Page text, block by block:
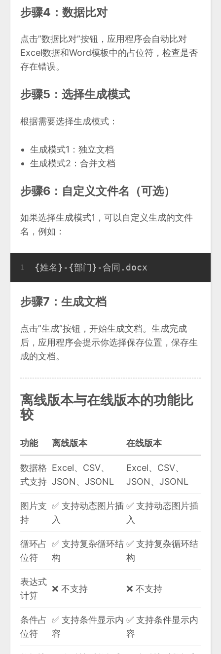
步骤4：数据比对
点击”数据比对”按钮，应用程序会自动比对
Excel数据和Word模板中的占位符，检查是否
存在错误。
步骤5：选择生成模式
根据需要选择生成模式：
生成模式1：独立文档
生成模式2：合并文档
步骤6：自定义文件名（可选）
如果选择生成模式1，可以自定义生成的文件
名，例如：
1 {姓名}-{部门}-合同.docx
步骤7：生成文档
点击”生成”按钮，开始生成文档。生成完成
后，应用程序会提示你选择保存位置，保存生
成的文档。
离线版本与在线版本的功能比
较
功能 离线版本 在线版本
数据格
式支持
Excel、CSV、
JSON、JSONL
Excel、CSV、
JSON、JSONL
图片支
持
✅ 支持动态图片插
入
✅ 支持动态图片插
入
循环占
位符
✅ 支持复杂循环结
构
✅ 支持复杂循环结
构
表达式
计算
❌ 不支持 ❌ 不支持
条件占
位符
✅ 支持条件显示内
容
✅ 支持条件显示内
容